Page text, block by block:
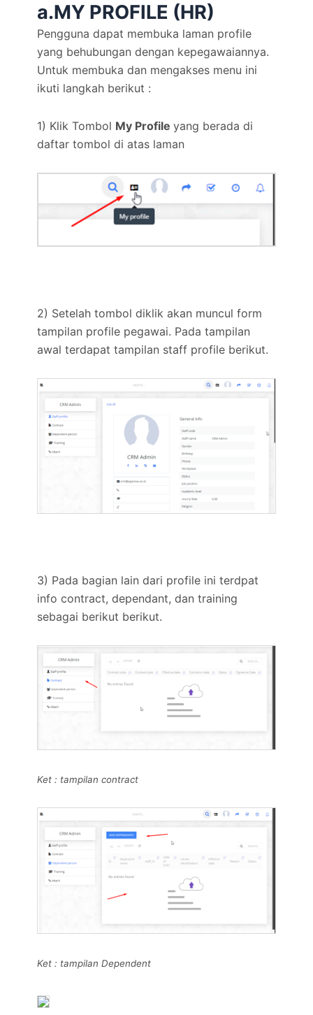
a.MY PROFILE (HR)
Pengguna dapat membuka laman profile
yang behubungan dengan kepegawaiannya.
Untuk membuka dan mengakses menu ini
ikuti langkah berikut :
1) Klik Tombol My Profile yang berada di
daftar tombol di atas laman
2) Setelah tombol diklik akan muncul form
tampilan profile pegawai. Pada tampilan
awal terdapat tampilan staff profile berikut.
3) Pada bagian lain dari profile ini terdpat
info contract, dependant, dan training
sebagai berikut berikut.
Ket : tampilan contract
Ket : tampilan Dependent